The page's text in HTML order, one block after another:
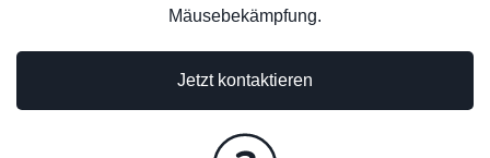
Jetzt kontaktieren
Mäusebekämpfung.